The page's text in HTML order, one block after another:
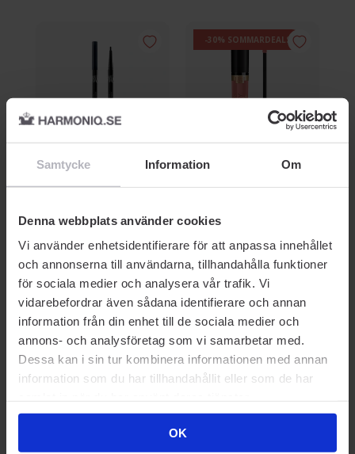
Samtycke Information Om
Denna webbplats använder cookies
Vi använder enhetsidentifierare för att anpassa innehållet
och annonserna till användarna, tillhandahålla funktioner
för sociala medier och analysera vår trafik. Vi
vidarebefordrar även sådana identifierare och annan
information från din enhet till de sociala medier och
annons- och analysföretag som vi samarbetar med.
Dessa kan i sin tur kombinera informationen med annan
information som du har tillhandahållit eller som de har
OK
EYELINER
Max Factor
Charcoal 04
129 kr
Rek. Pris 129 kr
-30% SOMMARDEALS
Max Factor
Lipstick Cool Coral 30
17
112 kr
Rek. Pris 160 kr
Prisvärda kompisar